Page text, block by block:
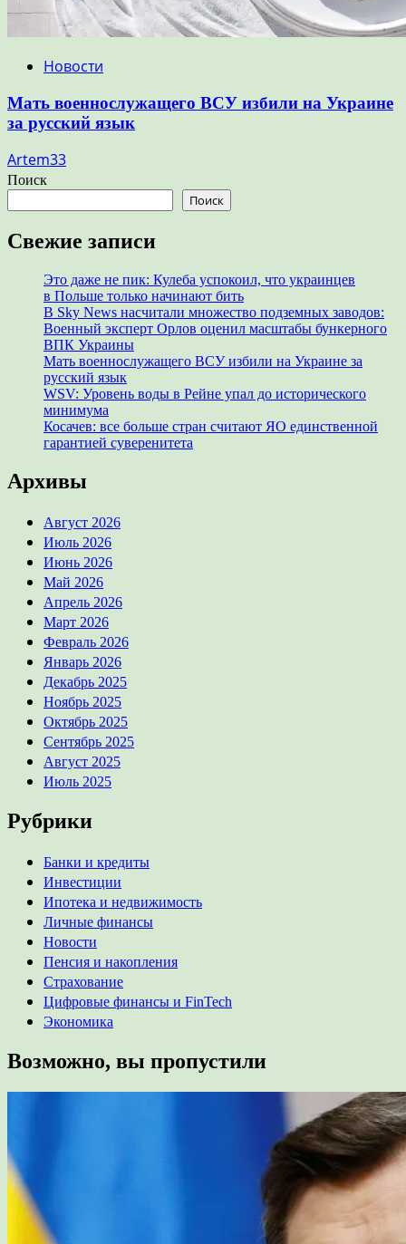
Новости
Мать военнослужащего ВСУ избили на Украине
за русский язык
Artem33
Поиск
Поиск
Свежие записи
Это даже не пик: Кулеба успокоил, что украинцев
в Польше только начинают бить
В Sky News насчитали множество подземных заводов:
Военный эксперт Орлов оценил масштабы бункерного
ВПК Украины
Мать военнослужащего ВСУ избили на Украине за
русский язык
WSV: Уровень воды в Рейне упал до исторического
минимума
Косачев: все больше стран считают ЯО единственной
гарантией суверенитета
Архивы
Август 2026
Июль 2026
Июнь 2026
Май 2026
Апрель 2026
Март 2026
Февраль 2026
Январь 2026
Декабрь 2025
Ноябрь 2025
Октябрь 2025
Сентябрь 2025
Август 2025
Июль 2025
Рубрики
Банки и кредиты
Инвестиции
Ипотека и недвижимость
Личные финансы
Новости
Пенсия и накопления
Страхование
Цифровые финансы и FinTech
Экономика
Возможно, вы пропустили